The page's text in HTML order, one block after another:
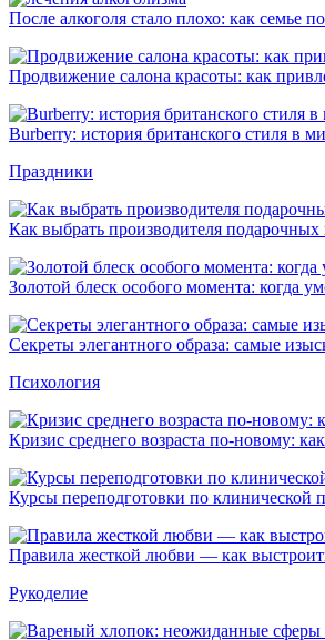
После алкоголя стало плохо: как семье
Продвижение салона красоты: как
Burberry: история британского стиля в
Праздники
Как выбрать производителя
Золотой блеск особого момента: когда
Секреты элегантного образа: самые
Психология
Кризис среднего возраста по-новому:
Курсы переподготовки по клинической
Правила жесткой любви — как
Рукоделие